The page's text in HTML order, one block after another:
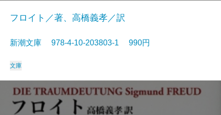
フロイト／著、高橋義孝／訳
新潮文庫 978-4-10-203803-1 990円
文庫